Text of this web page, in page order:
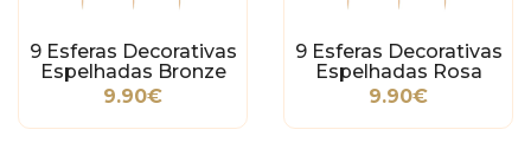
9 Esferas Decorativas
Espelhadas Bronze
9.90€
9 Esferas Decorativas
Espelhadas Rosa
9.90€